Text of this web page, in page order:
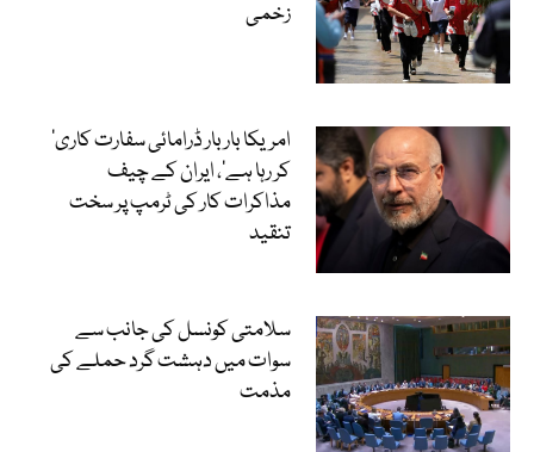
زخمی
’امریکا بار بار ڈرامائی سفارت کاری
کر رہا ہے‘، ایران کے چیف
مذاکرات کار کی ٹرمپ پر سخت
تنقید
سلامتی کونسل کی جانب سے
سوات میں دہشت گرد حملے کی
مذمت